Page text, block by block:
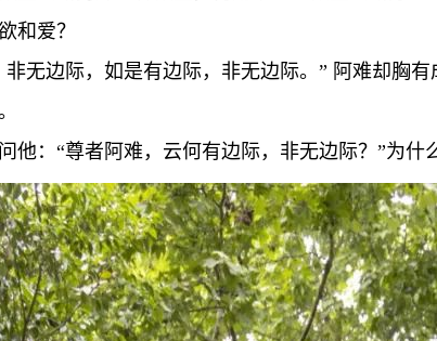
和爱？
非无边际，如是有边际，非无边际。” 阿难却胸
他：“尊者阿难，云何有边际，非无边际？”为